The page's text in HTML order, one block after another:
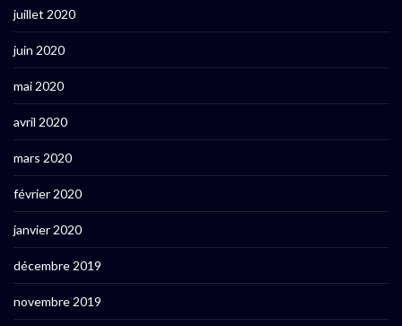
juillet 2020
juin 2020
mai 2020
avril 2020
mars 2020
février 2020
janvier 2020
décembre 2019
novembre 2019